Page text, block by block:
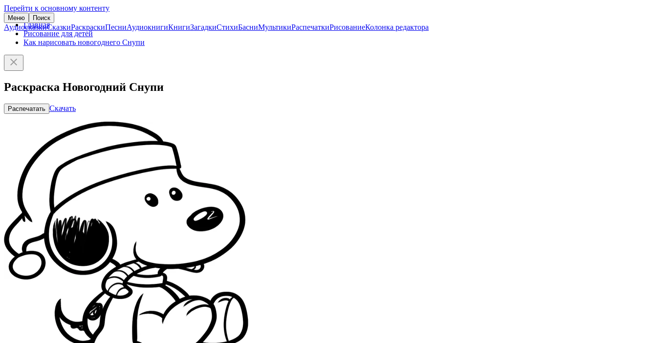
Перейти к основному контенту
Меню Поиск
АудиосказкиСказкиРаскраскиПесниАудиокнигиКнигиЗагадкиСтихиБасниМультикиРаспечаткиРисованиеКолонка редактора
Главная
Рисование для детей
Как нарисовать новогоднего Снупи
Раскраска Новогодний Снупи
Распечатать Скачать